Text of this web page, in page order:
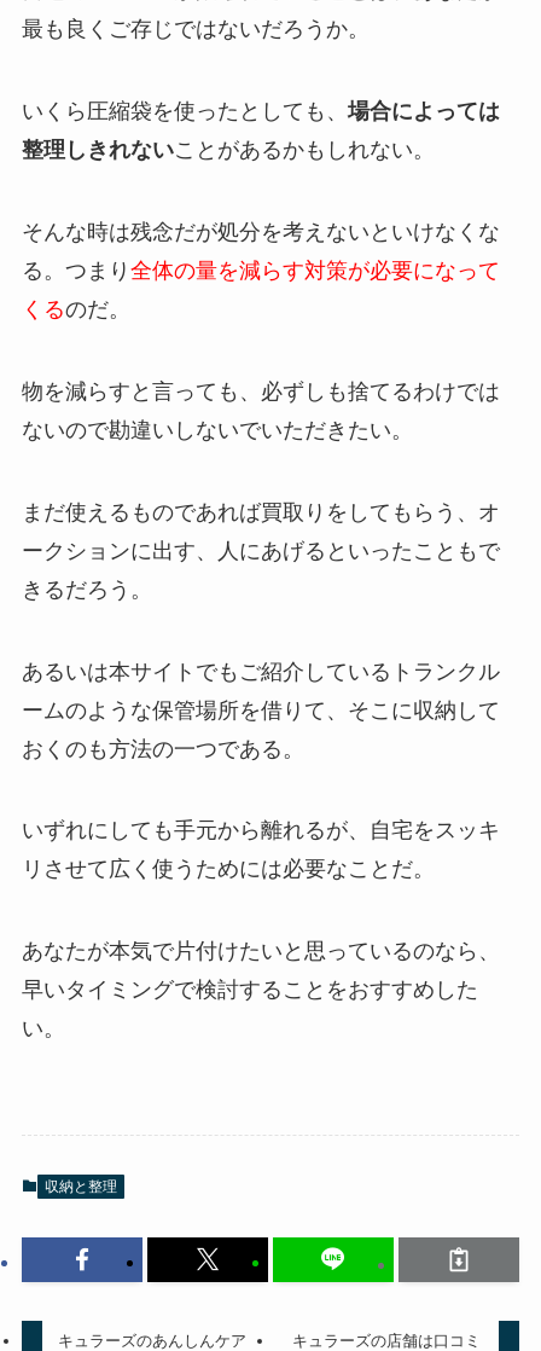
最も良くご存じではないだろうか。
いくら圧縮袋を使ったとしても、場合によっては
整理しきれないことがあるかもしれない。
そんな時は残念だが処分を考えないといけなくな
る。つまり 全体の量を減らす対策が必要になって
くるのだ。
物を減らすと言っても、必ずしも捨てるわけでは
ないので勘違いしないでいただきたい。
まだ使えるものであれば買取りをしてもらう、オ
ークションに出す、人にあげるといったこともで
きるだろう。
あるいは本サイトでもご紹介しているトランクル
ームのような保管場所を借りて、そこに収納して
おくのも方法の一つである。
いずれにしても手元から離れるが、自宅をスッキ
リさせて広く使うためには必要なことだ。
あなたが本気で片付けたいと思っているのなら、
早いタイミングで検討することをおすすめした
い。
収納と整理
キュラーズのあんしんケア
キュラーズの店舗は口コミ